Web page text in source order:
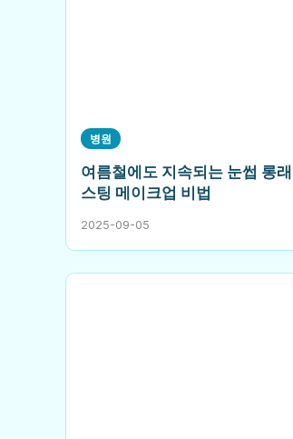
병원
여름철에도 지속되는 눈썹 롱래
스팅 메이크업 비법
2025-09-05